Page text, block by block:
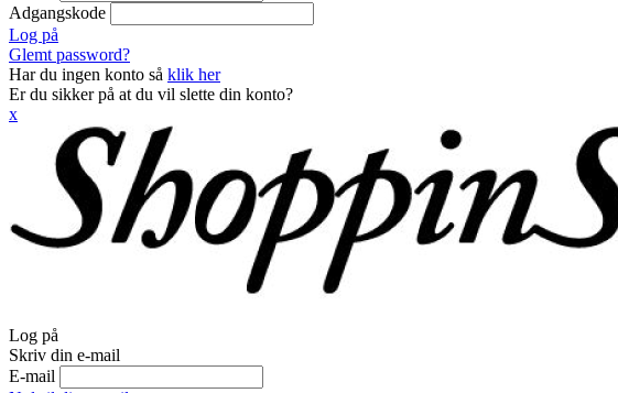
Adgangskode
Log på
Glemt password?
Har du ingen konto så klik her
Er du sikker på at du vil slette din konto?
x
Log på
Skriv din e-mail
E-mail